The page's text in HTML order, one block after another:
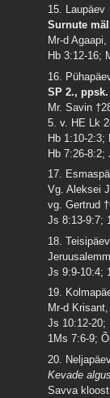
15. Laupäev
Surnute
Mr-d
Hb 3:12-16;
16.
SP 2.,
Mr. Savin
5. v. HE Lk
Hb 1:10-2:3;
Hb 7:26-8:2;
17.
Vg. Aleksei
vg. Gertrud
Js 8:13-9:7;
18. Teisipäev
Js 9:9-10:4;
19.
Mr-d
Js 10:12-20;
1Ms 7:6-9;
20.
Kevade
Savva